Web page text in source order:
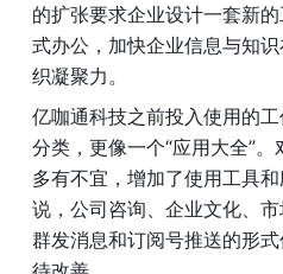
的扩张要求企业设计一套新
式办公，加快企业信息与知
织凝聚力。
亿咖通科技之前投入使用的
分类，更像一个“应用大全”
多有不宜，增加了使用工具
说，公司咨询、企业文化、
群发消息和订阅号推送的形